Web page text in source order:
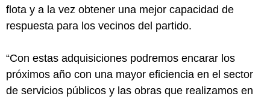
flota y a la vez obtener una mejor capacidad de
respuesta para los vecinos del partido.
“Con estas adquisiciones podremos encarar los
próximos año con una mayor eficiencia en el sector
de servicios públicos y las obras que realizamos en